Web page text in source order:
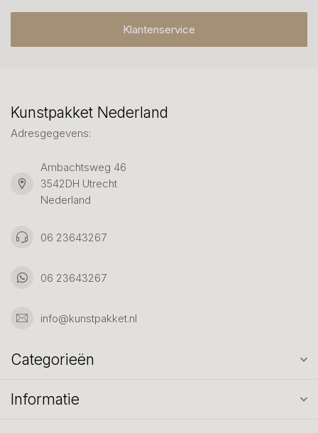
Klantenservice
Kunstpakket Nederland
Adresgegevens:
Ambachtsweg 46
3542DH Utrecht
Nederland
06 23643267
06 23643267
info@kunstpakket.nl
Categorieën
Informatie